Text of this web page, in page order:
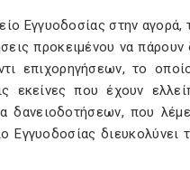
Εγγυοδοσίας στην αγορά,
προκειμένου να
επιχορηγήσεων, το
εκείνες που έχουν
που
διευκολύνει